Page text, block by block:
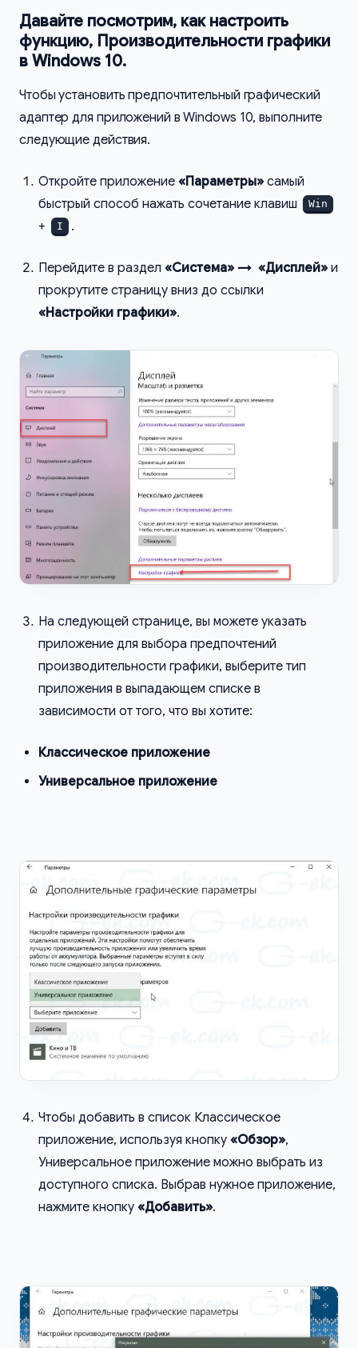
Давайте посмотрим, как настроить
функцию, Производительности графики
в Windows 10.
Чтобы установить предпочтительный графический
адаптер для приложений в Windows 10, выполните
следующие действия.
Откройте приложение «Параметры» самый
быстрый способ нажать сочетание клавиш
Win
+ I .
Перейдите в раздел «Система» → «Дисплей» и
прокрутите страницу вниз до ссылки
«Настройки графики».
На следующей странице, вы можете указать
приложение для выбора предпочтений
производительности графики, выберите тип
приложения в выпадающем списке в
зависимости от того, что вы хотите:
Классическое приложение
Универсальное приложение
Чтобы добавить в список Классическое
приложение, используя кнопку «Обзор»,
Универсальное приложение можно выбрать из
доступного списка. Выбрав нужное приложение,
нажмите кнопку «Добавить».